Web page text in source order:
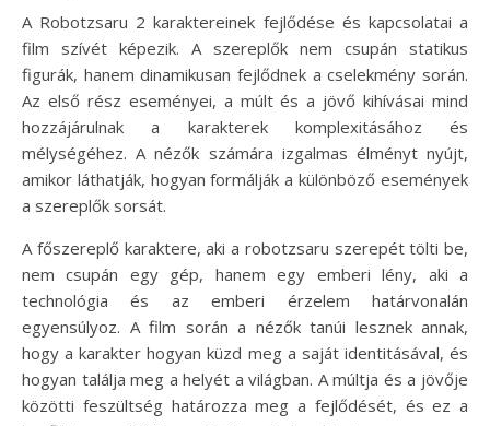
A Robotzsaru 2 karaktereinek fejlődése és kapcsolatai a
film szívét képezik. A szereplők nem csupán statikus
figurák, hanem dinamikusan fejlődnek a cselekmény során.
Az első rész eseményei, a múlt és a jövő kihívásai mind
hozzájárulnak a karakterek komplexitásához és
mélységéhez. A nézők számára izgalmas élményt nyújt,
amikor láthatják, hogyan formálják a különböző események
a szereplők sorsát.
A főszereplő karaktere, aki a robotzsaru szerepét tölti be,
nem csupán egy gép, hanem egy emberi lény, aki a
technológia és az emberi érzelem határvonalán
egyensúlyoz. A film során a nézők tanúi lesznek annak,
hogy a karakter hogyan küzd meg a saját identitásával, és
hogyan találja meg a helyét a világban. A múltja és a jövője
közötti feszültség határozza meg a fejlődését, és ez a